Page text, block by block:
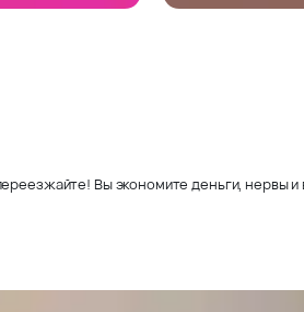
Вы экономите деньги, нервы